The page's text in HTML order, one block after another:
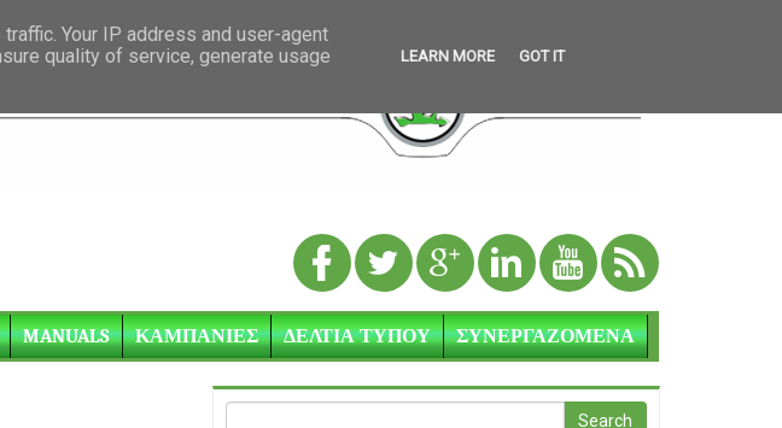
MANUALS ΚΑΜΠΑΝΙΕΣ ΔΕΛΤΙΑ ΤΥΠΟΥ ΣΥΝΕΡΓΑΖΟΜΕΝΑ
Your IP address and user-agent
quality of service, generate usage
LEARN MORE GOT IT